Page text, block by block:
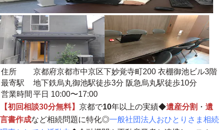
住所
京都府京都市中京区下妙覚寺町200 衣棚御池ビル3階
最寄駅
地下鉄烏丸御池駅徒歩3分 阪急烏丸駅徒歩10分
営業時間 平日 10:00〜17:00
【初回相談30分無料】 京都で10年以上の実績◆遺産分割 ・ 遺
言書作成など相続問題に特化◎一般社団法人おひとりさま相続